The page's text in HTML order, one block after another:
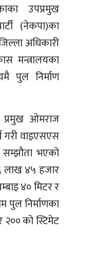
उपप्रमुख
(नेकपा)का
अधिकारी
मन्त्रालयका
पुल निर्माण
प्रमुख ओमराज
गरी वाइएसएस
भएको
लाख ४५ हजार
४० मिटर र
पुल निर्माणका
को स्टिमेट